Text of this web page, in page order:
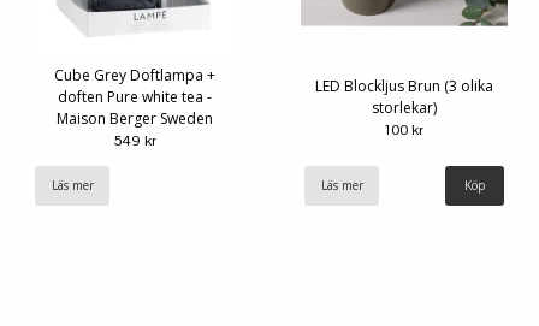
Cube Grey Doftlampa +
doften Pure white tea -
Maison Berger Sweden
549 kr
Läs mer
LED Blockljus Brun (3 olika
storlekar)
100 kr
Läs mer Köp